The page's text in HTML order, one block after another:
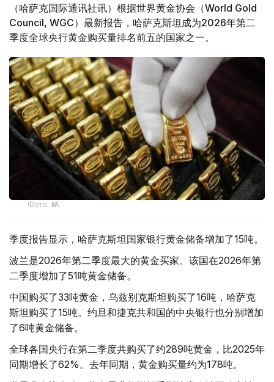
（哈萨克国际通讯社讯）根据世界黄金协会（World Gold
Council, WGC）最新报告，哈萨克斯坦成为2026年第二
季度全球央行黄金购买量排名前五的国家之一。
Фото: ӨзА
季度报告显示，哈萨克斯坦国家银行黄金储备增加了15吨。
波兰是2026年第二季度最大的黄金买家。该国在2026年第
二季度增加了51吨黄金储备。
中国购买了33吨黄金，乌兹别克斯坦购买了16吨，哈萨克
斯坦购买了15吨。约旦和捷克共和国的中央银行也分别增加
了6吨黄金储备。
全球各国央行在第二季度共购买了约289吨黄金，比2025年
同期增长了62%。去年同期，黄金购买量约为178吨。